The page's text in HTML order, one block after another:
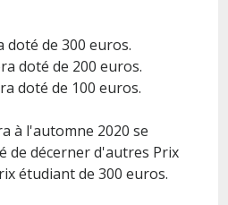
doté de 300 euros.
doté de 200 euros.
doté de 100 euros.
à l'automne 2020 se
de décerner d'autres Prix
étudiant de 300 euros.